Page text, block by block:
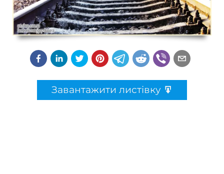
Завантажити листівку